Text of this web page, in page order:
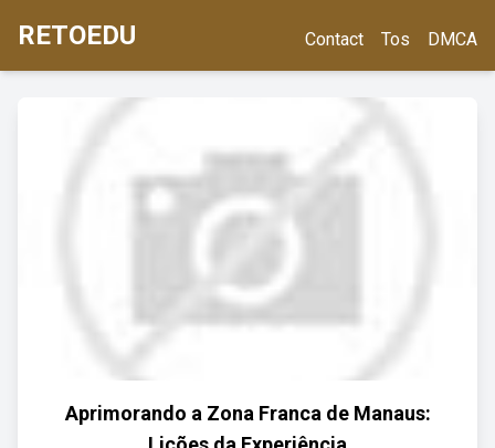
RETOEDU Contact Tos DMCA
Aprimorando a Zona Franca de Manaus: